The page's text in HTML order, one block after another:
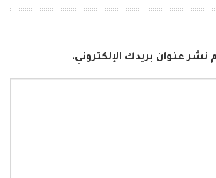
نشر عنوان بريدك الإلكتروني.